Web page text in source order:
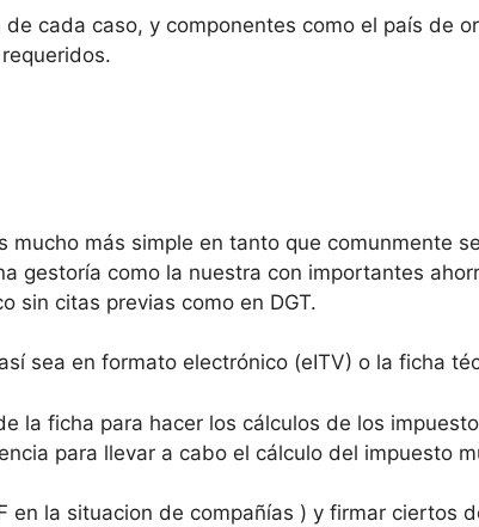
cada caso, y componentes como el país de
mucho más simple en tanto que comunmente
gestoría como la nuestra con importantes
sin citas previas como en DGT.
sea en formato electrónico (eITV) o la ficha
la ficha para hacer los cálculos de los
para llevar a cabo el cálculo del impuesto
la situacion de compañías ) y firmar ciertos